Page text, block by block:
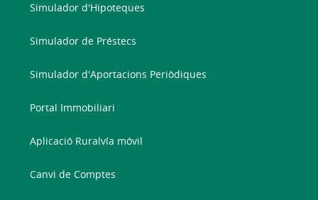
Simulador d'Hipoteques
Simulador de Préstecs
Simulador d'Aportacions Periòdiques
Portal Immobiliari
Aplicació Ruralvía móvil
Canvi de Comptes